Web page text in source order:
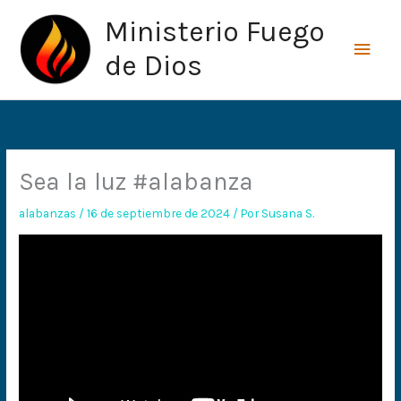
contenido
Ministerio Fuego
de Dios
Sea la luz #alabanza
alabanzas /16 de septiembre de 2024 / PorSusana S.